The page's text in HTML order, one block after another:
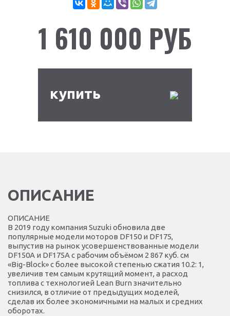
1 610 000 РУБ
купить
ОПИСАНИЕ
ОПИСАНИЕ
В 2019 году компания Suzuki обновила две
популярные модели моторов DF150 и DF175,
выпустив на рынок усовершенствованные модели
DF150A и DF175A с рабочим объёмом 2 867 куб. см
«Big-Block» с более высокой степенью сжатия 10.2: 1,
увеличив тем самым крутящий момент, а расход
топлива с технологией Lean Burn значительно
снизился, в отличие от предыдущих моделей,
сделав их более экономичными на малых и средних
оборотах.